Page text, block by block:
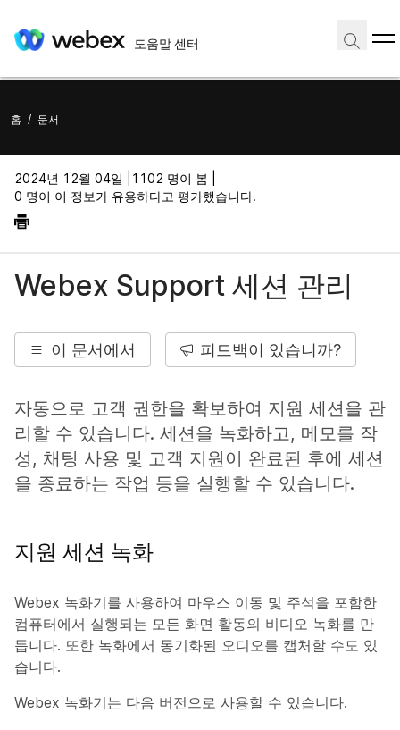
도움말 센터
홈 / 문서
2024년 12월 04일 |
1102 명이 봄 |
0 명이 이 정보가 유용하다고 평가했습니다.
Webex Support 세션 관리
이 문서에서 피드백이 있습니까?
자동으로 고객 권한을 확보하여 지원 세션을 관
리할 수 있습니다. 세션을 녹화하고, 메모를 작
성, 채팅 사용 및 고객 지원이 완료된 후에 세션
을 종료하는 작업 등을 실행할 수 있습니다.
지원 세션 녹화
Webex 녹화기를 사용하여 마우스 이동 및 주석을 포함한
컴퓨터에서 실행되는 모든 화면 활동의 비디오 녹화를 만
듭니다. 또한 녹화에서 동기화된 오디오를 캡처할 수도 있
습니다.
Webex 녹화기는 다음 버전으로 사용할 수 있습니다.